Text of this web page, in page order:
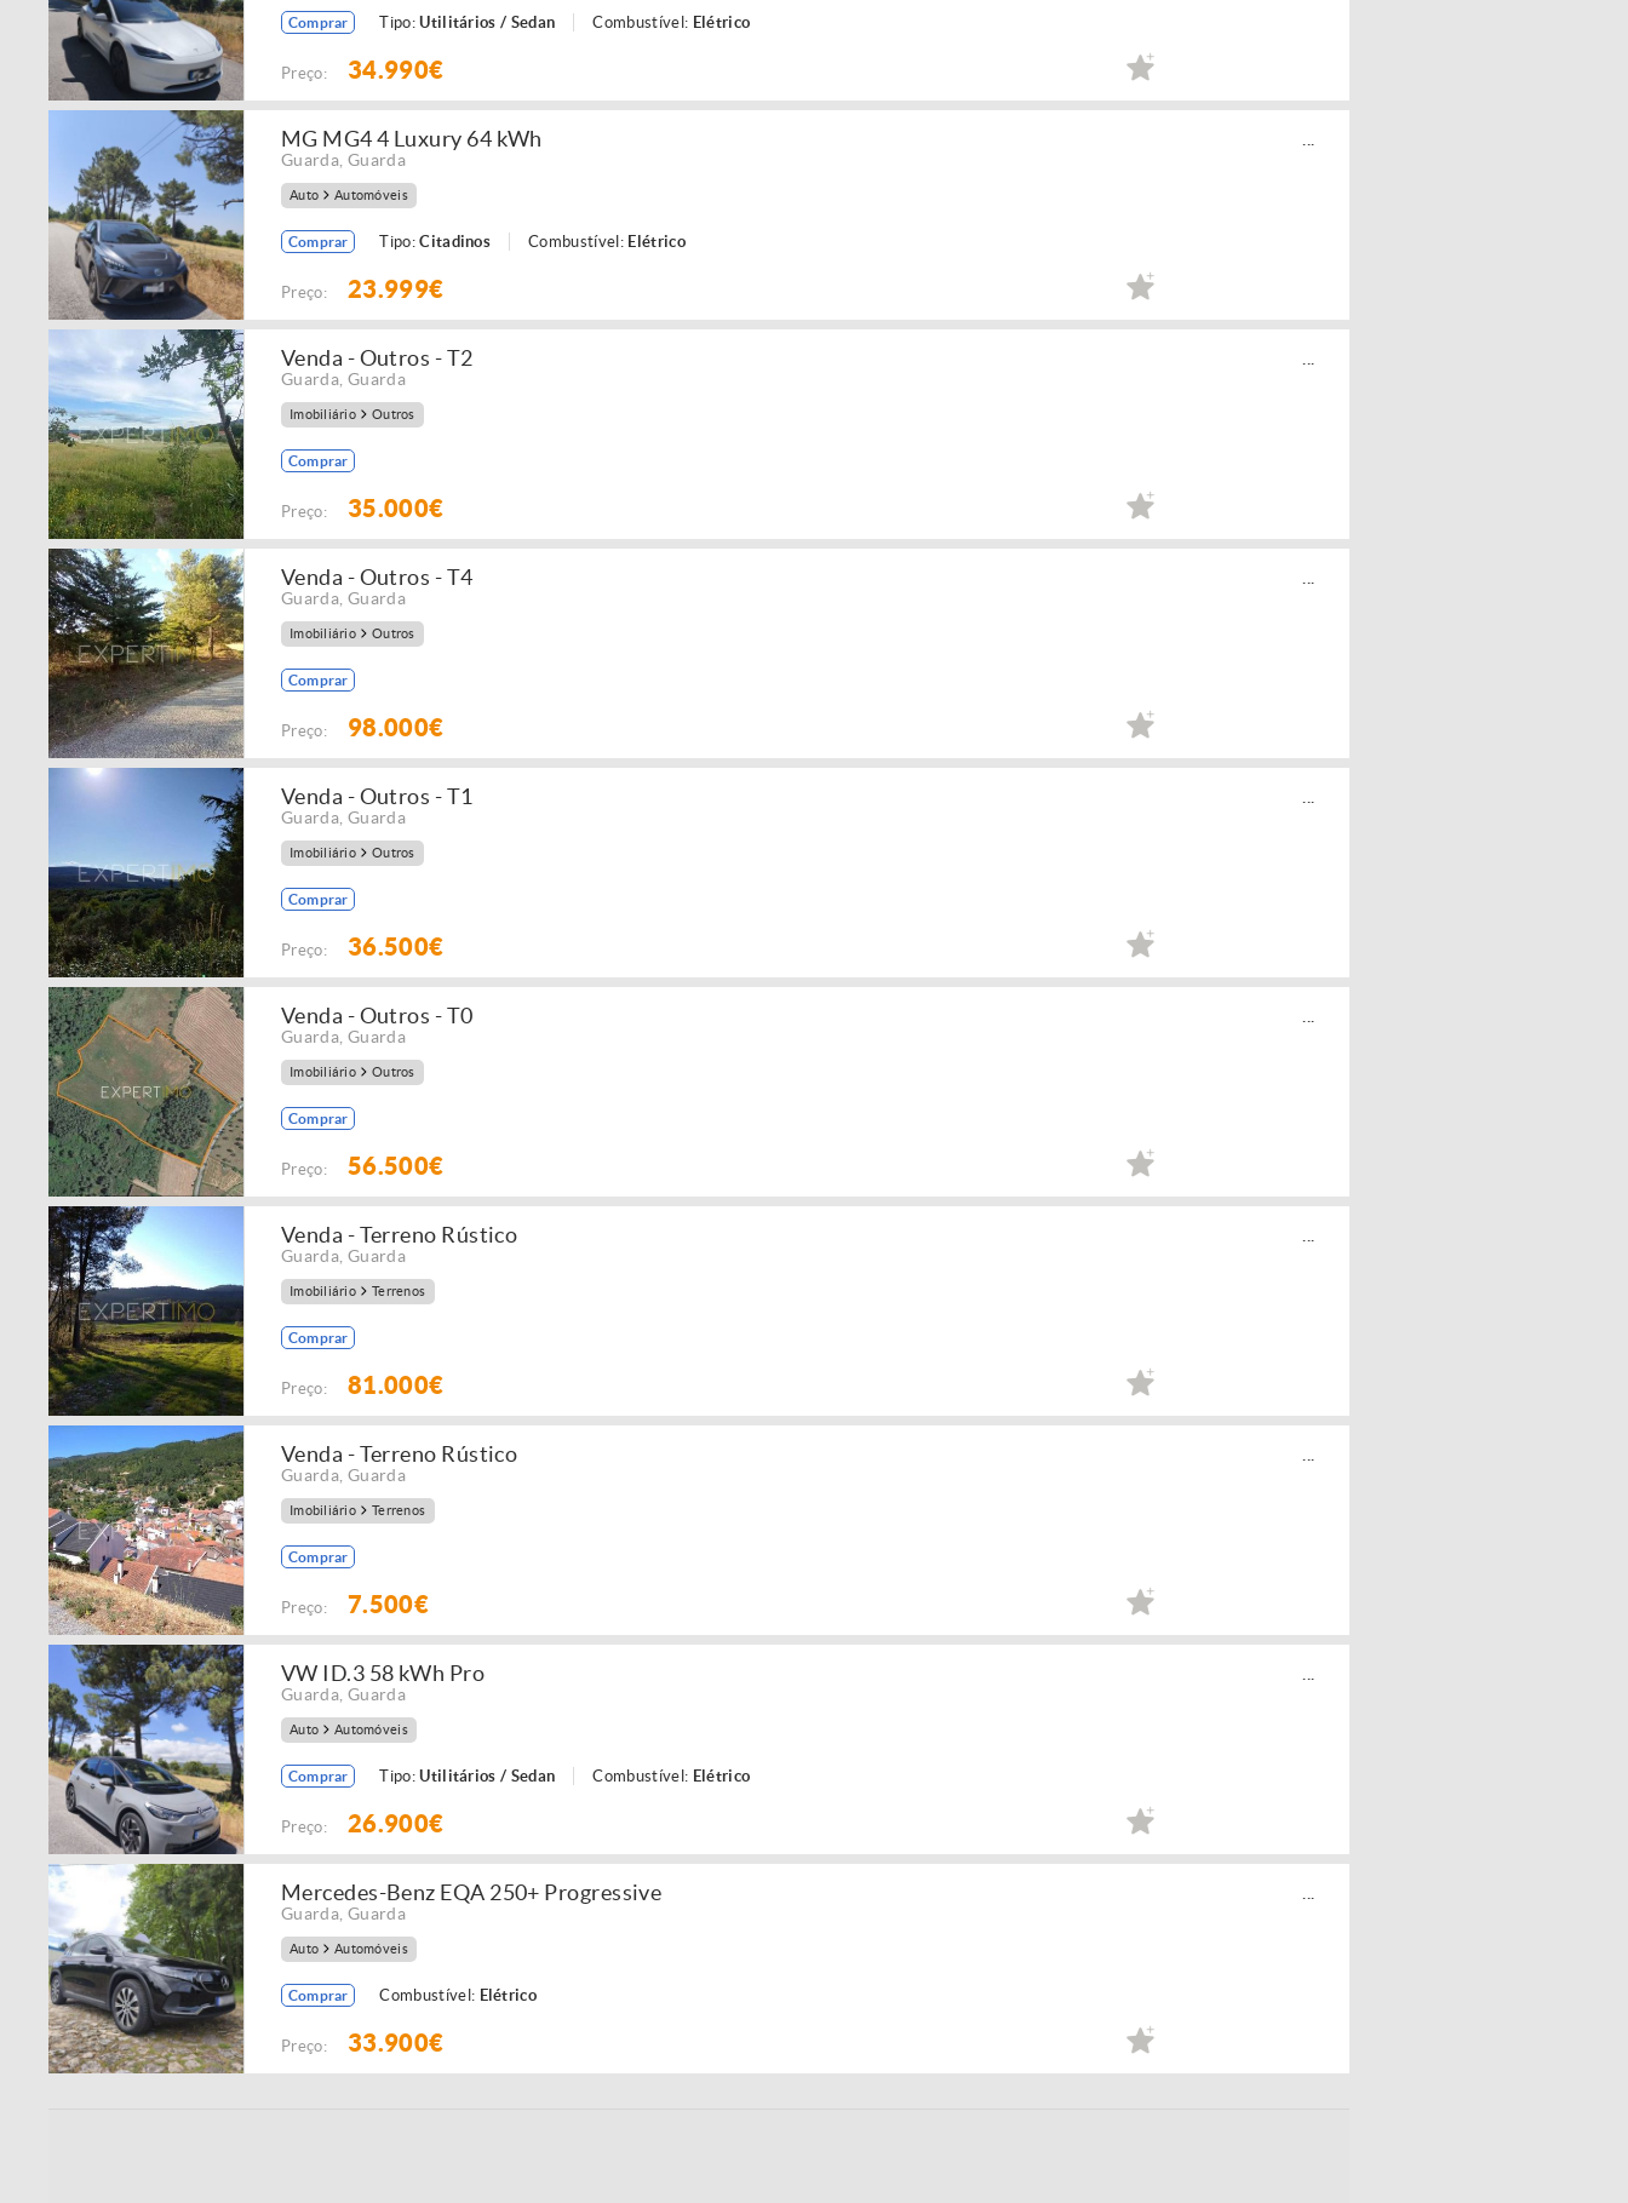
Comprar Tipo:Utilitários / Sedan Combustível: Elétrico
Preço: 34.990€
MG MG4 4 Luxury 64 kWh
Guarda Guarda
Auto Automóveis
Comprar Tipo:Citadinos Combustível: Elétrico
Preço: 23.999€
Venda - Outros - T2
Guarda Guarda
Imobiliário Outros
Comprar
Preço: 35.000€
Venda - Outros - T4
Guarda Guarda
Imobiliário Outros
Comprar
Preço: 98.000€
Venda - Outros - T1
Guarda Guarda
Imobiliário Outros
Comprar
Preço: 36.500€
Venda - Outros - T0
Guarda Guarda
Imobiliário Outros
Comprar
Preço: 56.500€
Venda - Terreno Rústico
Guarda Guarda
Imobiliário Terrenos
Comprar
Preço: 81.000€
Venda - Terreno Rústico
Guarda Guarda
Imobiliário Terrenos
Comprar
Preço: 7.500€
VW ID.3 58 kWh Pro
Guarda Guarda
Auto Automóveis
Comprar Tipo:Utilitários / Sedan Combustível: Elétrico
Preço: 26.900€
Mercedes-Benz EQA 250+ Progressive
Guarda Guarda
Auto Automóveis
Comprar Combustível: Elétrico
Preço: 33.900€